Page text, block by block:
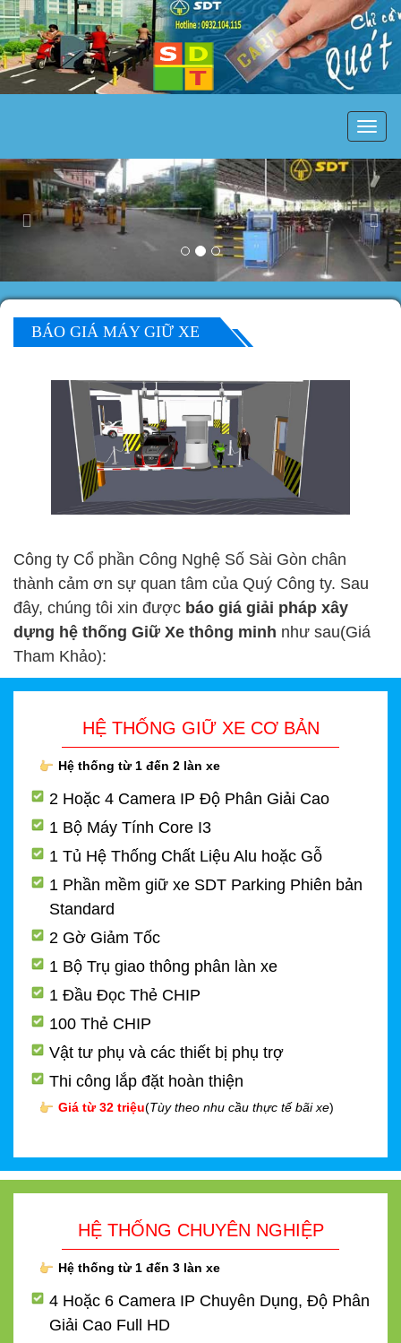
MÁY
GIỮ
Previous
BÁO GIÁ MÁY GIỮ XE
Công ty Cổ phần Công Nghệ Số Sài Gòn chân
thành cảm ơn sự quan tâm của Quý Công ty. Sau
đây, chúng tôi xin được báo giá giải pháp xây
dựng hệ thống Giữ Xe thông minh như sau(Giá
Tham Khảo):
HỆ THỐNG GIỮ XE CƠ BẢN
Hệ thống từ 1 đến 2 làn xe
2 Hoặc 4 Camera IP Độ Phân Giải Cao
1 Bộ Máy Tính Core I3
1 Tủ Hệ Thống Chất Liệu Alu hoặc Gỗ
1 Phần mềm giữ xe SDT Parking Phiên bản
Standard
2 Gờ Giảm Tốc
1 Bộ Trụ giao thông phân làn xe
1 Đầu Đọc Thẻ CHIP
100 Thẻ CHIP
Vật tư phụ và các thiết bị phụ trợ
Thi công lắp đặt hoàn thiện
Giá từ 32 triệu(Tùy theo nhu cầu thực tế bãi xe)
HỆ THỐNG CHUYÊN NGHIỆP
Hệ thống từ 1 đến 3 làn xe
4 Hoặc 6 Camera IP Chuyên Dụng, Độ Phân
Giải Cao Full HD